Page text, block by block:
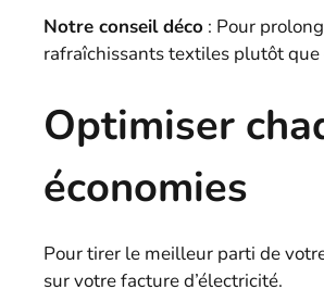
Notre conseil déco : Pour
rafraîchissants textiles plutôt
Optimiser
économies
Pour tirer le meilleur parti de
sur votre facture d’électricité.